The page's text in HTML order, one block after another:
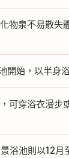
物泉不易散失
開始，以半身
可穿浴衣漫步
浴池則以12